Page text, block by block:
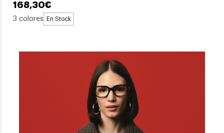
168,30€
3 colores En Stock